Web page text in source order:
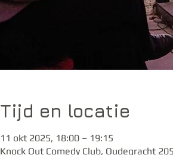
Tijd en locatie
11 okt 2025, 18:00 – 19:15
Knock Out Comedy Club, Oudegracht